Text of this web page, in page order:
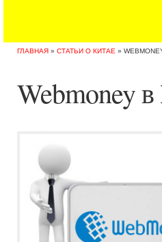
ГЛАВНАЯ » СТАТЬИ О КИТАЕ »
Webmoney